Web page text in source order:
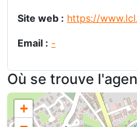
Site web : https://
Email : -
Où se trouve
+